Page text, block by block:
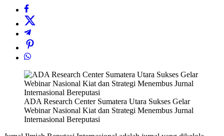
ADA Research Center Sumatera Utara Sukses Gelar
Webinar Nasional Kiat dan Strategi Menembus Jurnal
Internasional Bereputasi